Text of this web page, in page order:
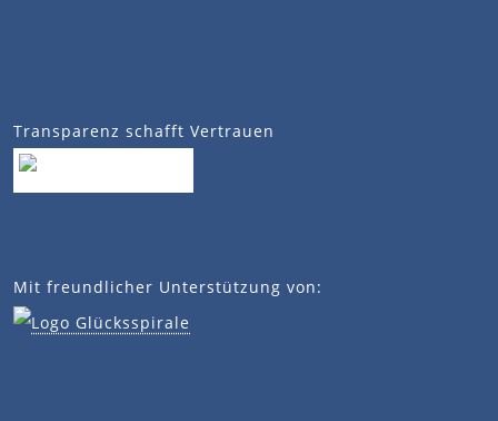
Transparenz schafft Vertrauen
Mit freundlicher Unterstützung von: